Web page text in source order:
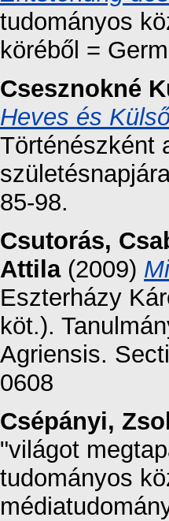
tudományos
köréből =
Csesznokné
Heves és
Történészként
85-98.
Csutorás,
Attila(2009)
Eszterházy
köt.).
Agriensis.
0608
Csépányi,
"világot
tudományos